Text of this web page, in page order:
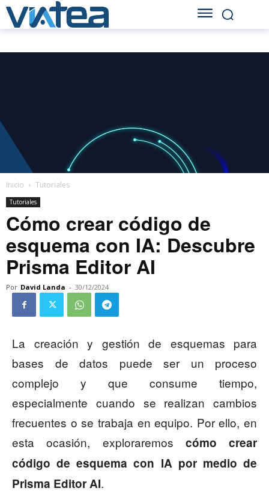
Inicio Tutoriales
Tutoriales
Cómo crear código de
esquema con IA: Descubre
Prisma Editor AI
Por David Landa - 30/12/2024
La creación y gestión de esquemas para
bases de datos puede ser un proceso
complejo y que consume tiempo,
especialmente cuando se realizan cambios
frecuentes o se trabaja en equipo. Por ello, en
esta ocasión, exploraremos cómo crear
código de esquema con IA por medio de
Prisma Editor AI.